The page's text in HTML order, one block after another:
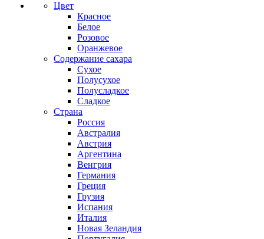
Цвет
Красное
Белое
Розовое
Оранжевое
Содержание сахара
Сухое
Полусухое
Полусладкое
Сладкое
Страна
Россия
Австралия
Австрия
Аргентина
Венгрия
Германия
Греция
Грузия
Испания
Италия
Новая Зеландия